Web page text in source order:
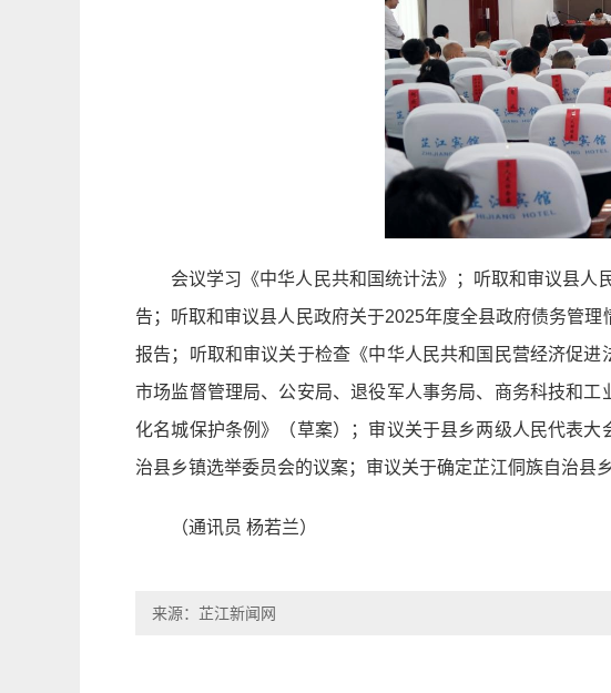
会议学习《中华人民共和国统计法》；听取和审议县
告；听取和审议县人民政府关于2025年度全县政府债务管
报告；听取和审议关于检查《中华人民共和国民营经济促
市场监督管理局、公安局、退役军人事务局、商务科技和
化名城保护条例》（草案）；审议关于县乡两级人民代表
治县乡镇选举委员会的议案；审议关于确定芷江侗族自治县
（通讯员 杨若兰）
来源：芷江新闻网